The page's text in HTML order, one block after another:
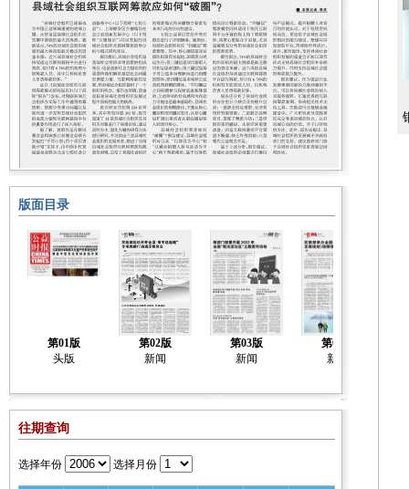
版面目录
第01版
头版
第02版
新闻
第03版
新闻
第04版
新闻
往期查询
选择年份 选择月份